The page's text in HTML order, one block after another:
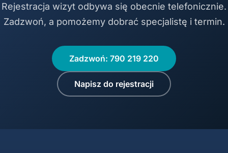
Rejestracja wizyt odbywa się obecnie telefonicznie.
Zadzwoń, a pomożemy dobrać specjalistę i termin.
Zadzwoń: 790 219 220
Napisz do rejestracji